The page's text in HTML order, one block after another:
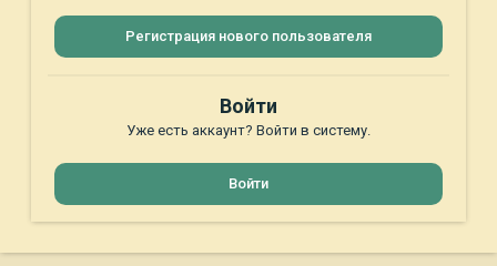
Регистрация нового пользователя
Войти
Уже есть аккаунт? Войти в систему.
Войти